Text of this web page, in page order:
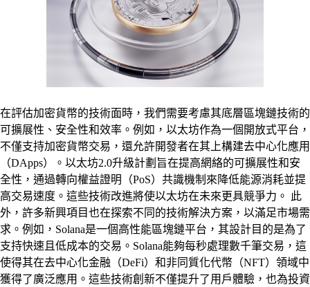
在評估加密貨幣的技術面時，我們需要考慮其底層區塊鏈技術的
可擴展性、安全性和效率。例如，以太坊作為一個開放式平台，
不僅支持加密貨幣交易，還允許開發者在其上構建去中心化應用
（DApps）。以太坊2.0升級計劃旨在提高網絡的可擴展性和安
全性，通過轉向權益證明（PoS）共識機制來降低能源消耗並提
高交易速度。這些技術改進將使以太坊在未來更具競爭力。 此
外，許多新興項目也在探索不同的技術解決方案，以滿足市場需
求。例如，Solana是一個高性能區塊鏈平台，其設計目的是為了
支持快速且低成本的交易。Solana能夠每秒處理數千筆交易，這
使得其在去中心化金融（DeFi）和非同質化代幣（NFT）領域中
獲得了廣泛應用。這些技術創新不僅提升了用戶體驗，也為投資